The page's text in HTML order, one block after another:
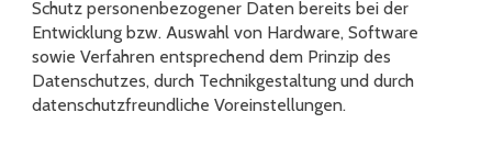
Schutz personenbezogener Daten bereits bei der
Entwicklung bzw. Auswahl von Hardware, Software
sowie Verfahren entsprechend dem Prinzip des
Datenschutzes, durch Technikgestaltung und durch
datenschutzfreundliche Voreinstellungen.